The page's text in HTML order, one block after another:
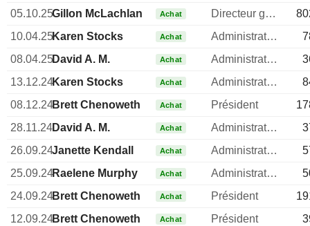
05.10.25Gillon McLachlan Achat Directeur general
10.04.25Karen Stocks Achat Administrateur
08.04.25David A. M. Achat Administrateur
13.12.24Karen Stocks Achat Administrateur
08.12.24Brett Chenoweth Achat Président
28.11.24David A. M. Achat Administrateur
26.09.24Janette Kendall Achat Administrateur
25.09.24Raelene Murphy Achat Administrateur
24.09.24Brett Chenoweth Achat Président
12.09.24Brett Chenoweth Achat Président